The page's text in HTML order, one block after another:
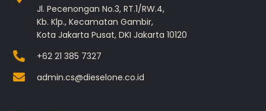
Jl. Pecenongan No.3, RT.1/RW.4,
Kb. Klp., Kecamatan Gambir,
Kota Jakarta Pusat, DKI Jakarta 10120
+62 21 385 7327
admin.cs@dieselone.co.id